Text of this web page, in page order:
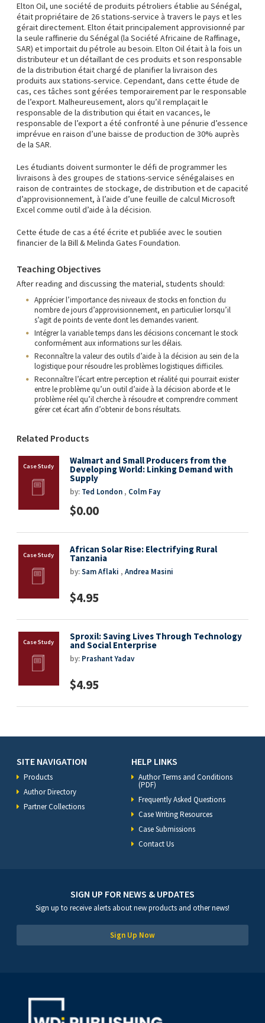
Elton Oil, une société de produits pétroliers établie au Sénégal,
était propriétaire de 26 stations-service à travers le pays et les
gérait directement. Elton était principalement approvisionné par
la seule raffinerie du Sénégal (la Société Africaine de Raffinage,
SAR) et importait du pétrole au besoin. Elton Oil était à la fois un
distributeur et un détaillant de ces produits et son responsable
de la distribution était chargé de planifier la livraison des
produits aux stations-service. Cependant, dans cette étude de
cas, ces tâches sont gérées temporairement par le responsable
de l’export. Malheureusement, alors qu’il remplaçait le
responsable de la distribution qui était en vacances, le
responsable de l’export a été confronté à une pénurie d’essence
imprévue en raison d’une baisse de production de 30% auprès
de la SAR.
Les étudiants doivent surmonter le défi de programmer les
livraisons à des groupes de stations-service sénégalaises en
raison de contraintes de stockage, de distribution et de capacité
d’approvisionnement, à l’aide d’une feuille de calcul Microsoft
Excel comme outil d’aide à la décision.
Cette étude de cas a été écrite et publiée avec le soutien
financier de la Bill & Melinda Gates Foundation.
Teaching Objectives
After reading and discussing the material, students should:
Apprécier l’importance des niveaux de stocks en fonction du
nombre de jours d’approvisionnement, en particulier lorsqu’il
s’agit de points de vente dont les demandes varient.
Intégrer la variable temps dans les décisions concernant le stock
conformément aux informations sur les délais.
Reconnaître la valeur des outils d’aide à la décision au sein de la
logistique pour résoudre les problèmes logistiques difficiles.
Reconnaître l’écart entre perception et réalité qui pourrait exister
entre le problème qu’un outil d’aide à la décision aborde et le
problème réel qu’il cherche à résoudre et comprendre comment
gérer cet écart afin d’obtenir de bons résultats.
Related Products
Walmart and Small Producers from the
Developing World: Linking Demand with
Supply
by: Ted London, Colm Fay
$0.00
African Solar Rise: Electrifying Rural
Tanzania
by:Sam Aflaki , Andrea Masini
$4.95
Sproxil: Saving Lives Through Technology
and Social Enterprise
by: Prashant Yadav
$4.95
SITE NAVIGATION
Products
Author Directory
Partner Collections
HELP LINKS
Author Terms and Conditions
(PDF)
Frequently Asked Questions
Case Writing Resources
Case Submissions
Contact Us
SIGN UP FOR NEWS & UPDATES
Sign up to receive alerts about new products and other news!
Sign Up Now